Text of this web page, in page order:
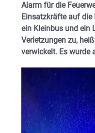
Alarm für die
Einsatzkräfte auf
ein Kleinbus und ein
Verletzungen zu,
verwickelt. Es wurde